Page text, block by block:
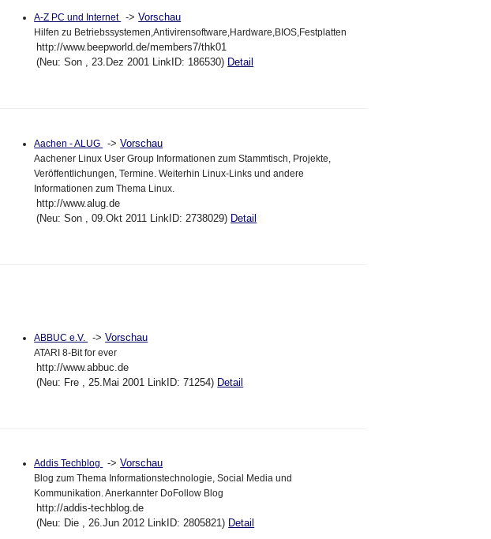
A-Z PC und Internet ->Vorschau
Hilfen zu Betriebssystemen,Antivirensoftware,Hardware,BIOS,Festplatten
http://www.beepworld.de/members7/thk01
(Neu: Son , 23.Dez 2001 LinkID: 186530) Detail
Aachen - ALUG ->Vorschau
Aachener Linux User Group Informationen zum Stammtisch, Projekte,
Veröffentlichungen, Termine. Weiterhin Linux-Links und andere
Informationen zum Thema Linux.
http://www.alug.de
(Neu: Son , 09.Okt 2011 LinkID: 2738029) Detail
ABBUC e.V. ->Vorschau
ATARI 8-Bit for ever
http://www.abbuc.de
(Neu: Fre , 25.Mai 2001 LinkID: 71254) Detail
Addis Techblog ->Vorschau
Blog zum Thema Informationstechnologie, Social Media und
Kommunikation. Anerkannter DoFollow Blog
http://addis-techblog.de
(Neu: Die , 26.Jun 2012 LinkID: 2805821) Detail